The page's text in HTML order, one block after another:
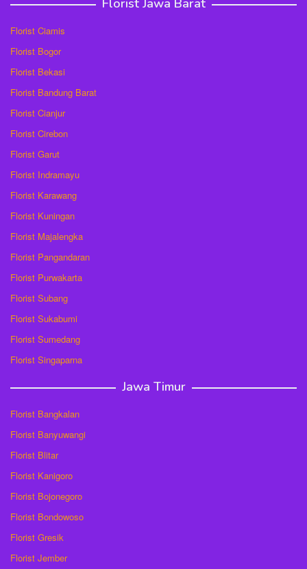
Florist Jawa Barat
Florist Ciamis
Florist Bogor
Florist Bekasi
Florist Bandung Barat
Florist Cianjur
Florist Cirebon
Florist Garut
Florist Indramayu
Florist Karawang
Florist Kuningan
Florist Majalengka
Florist Pangandaran
Florist Purwakarta
Florist Subang
Florist Sukabumi
Florist Sumedang
Florist Singaparna
Jawa Timur
Florist Bangkalan
Florist Banyuwangi
Florist Blitar
Florist Kanigoro
Florist Bojonegoro
Florist Bondowoso
Florist Gresik
Florist Jember